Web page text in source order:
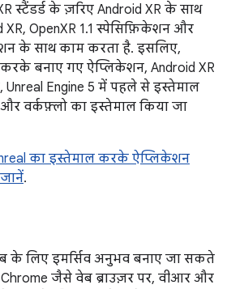
स्टैंडर्ड के ज़रिए Android XR के साथ
OpenXR 1.1 स्पेसिफ़िकेशन और
के साथ काम करता है. इसलिए,
बनाए गए ऐप्लिकेशन, Android XR
Engine 5 में पहले से इस्तेमाल
वर्कफ़्लो का इस्तेमाल किया जा
का इस्तेमाल करके ऐप्लिकेशन
.
के लिए इमर्सिव अनुभव बनाए जा सकते
Chrome जैसे वेब ब्राउज़र पर, वीआर और